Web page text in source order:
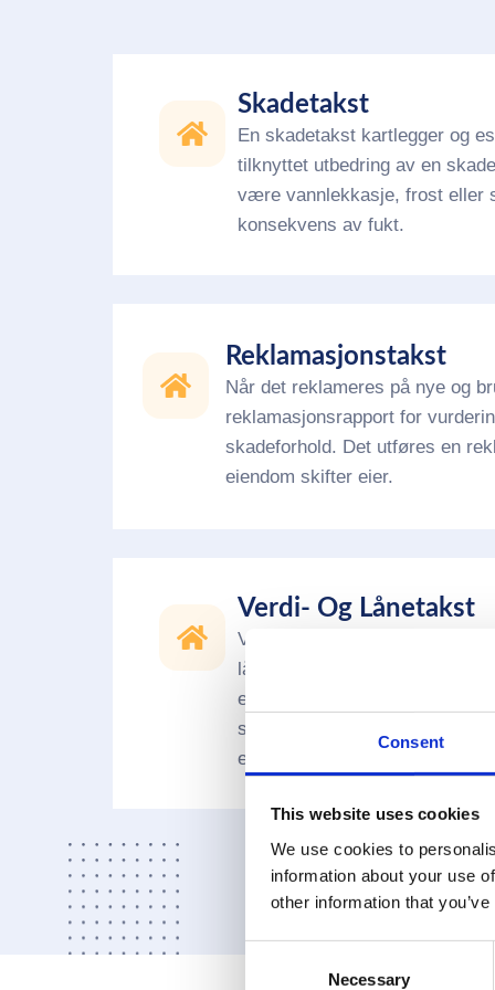
Consent
This website uses cookies
We use cookies to
information about your use
other information that
Necessary
Skadetakst
En skadetakst kartlegger og
tilknyttet utbedring av en
være vannlekkasje, frost eller
konsekvens av fukt.
Reklamasjonstakst​
Når det reklameres på nye og
reklamasjonsrapport for
skadeforhold. Det utføres en
eiendom skifter eier.
Verdi- Og Lånetakst​
Verdi- og lånetakst benyttes
låneopptak eller refinansiering
eiendommen stilles som
skifte og arv, og i forbindelse
eiendom.